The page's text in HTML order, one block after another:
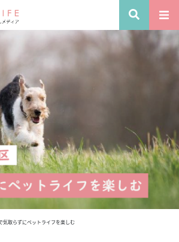
気取らずにペットライフを楽しむ